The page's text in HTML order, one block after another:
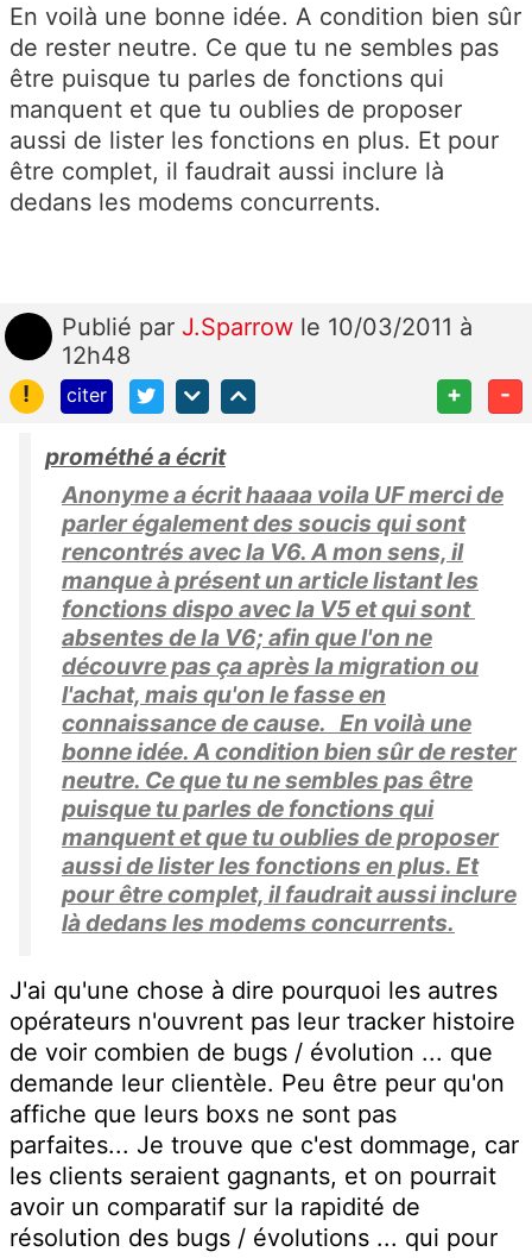
En voilà une bonne idée. A condition bien sûr
de rester neutre. Ce que tu ne sembles pas
être puisque tu parles de fonctions qui
manquent et que tu oublies de proposer
aussi de lister les fonctions en plus. Et pour
être complet, il faudrait aussi inclure là
dedans les modems concurrents.
Publié par J.Sparrow le 10/03/2011 à
12h48
!
citer + -
prométhé a écrit
Anonyme a écrit haaaa voila UF merci de
parler également des soucis qui sont
rencontrés avec la V6. A mon sens, il
manque à présent un article listant les
fonctions dispo avec la V5 et qui sont
absentes de la V6; afin que l'on ne
découvre pas ça après la migration ou
l'achat, mais qu'on le fasse en
connaissance de cause. En voilà une
bonne idée. A condition bien sûr de rester
neutre. Ce que tu ne sembles pas être
puisque tu parles de fonctions qui
manquent et que tu oublies de proposer
aussi de lister les fonctions en plus. Et
pour être complet, il faudrait aussi inclure
là dedans les modems concurrents.
J'ai qu'une chose à dire pourquoi les autres
opérateurs n'ouvrent pas leur tracker histoire
de voir combien de bugs / évolution ... que
demande leur clientèle. Peu être peur qu'on
affiche que leurs boxs ne sont pas
parfaites... Je trouve que c'est dommage, car
les clients seraient gagnants, et on pourrait
avoir un comparatif sur la rapidité de
résolution des bugs / évolutions ... qui pour